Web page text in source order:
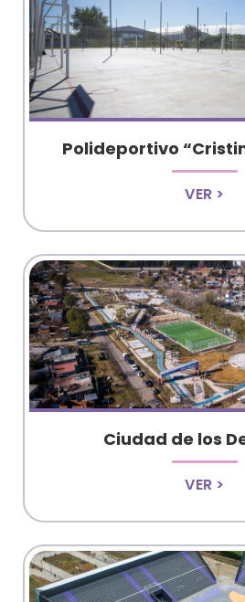
Polideportivo
VER >
Ciudad de los
VER >